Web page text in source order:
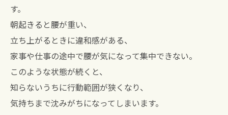
す。
朝起きると腰が重い、
立ち上がるときに違和感がある、
家事や仕事の途中で腰が気になって集中できない。
このような状態が続くと、
知らないうちに行動範囲が狭くなり、
気持ちまで沈みがちになってしまいます。